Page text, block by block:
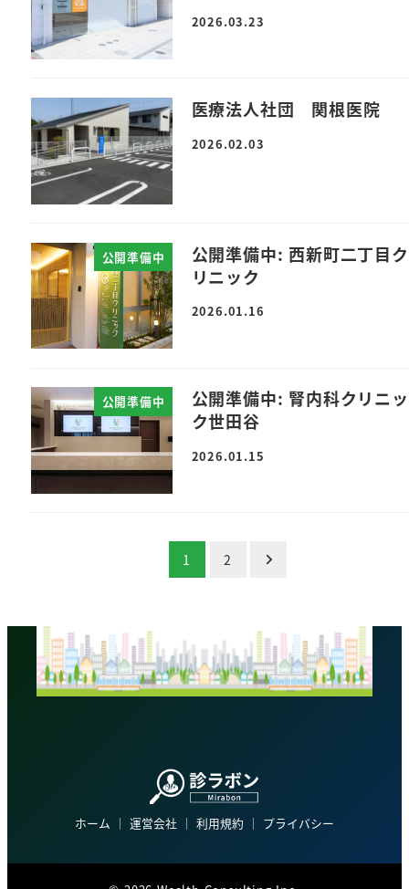
2026.03.23
医療法人社団 関根医院
2026.02.03
公開準備中
公開準備中: 西新町二丁目ク
リニック
2026.01.16
公開準備中
公開準備中: 腎内科クリニッ
ク世田谷
2026.01.15
の
ペ
1 2
ホーム │ 運営会社 │ 利用規約 │ プライバシー